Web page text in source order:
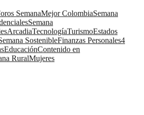
SemanaMejor ColombiaSemana
Semana
ArcadiaTecnologíaTurismoEstados
SostenibleFinanzas Personales4
EducaciónContenido en
RuralMujeres